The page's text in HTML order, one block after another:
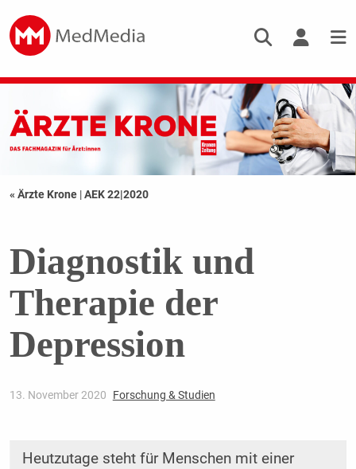
« Ärzte Krone |AEK 22|2020
Diagnostik und
Therapie der
Depression
13. November 2020 Forschung & Studien
Heutzutage steht für Menschen mit einer